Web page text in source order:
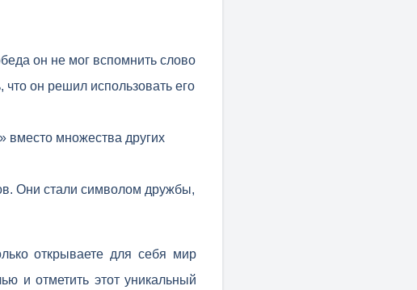
он не мог вспомнить слово
он решил использовать его
вместо множества других
Они стали символом дружбы,
открываете для себя мир
и отметить этот уникальный